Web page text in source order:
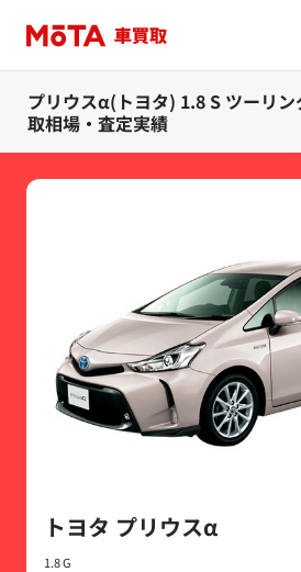
プリウスα(トヨタ) 1.8 S ツーリ
取相場・査定実績
トヨタ プリウスα
1.8 G